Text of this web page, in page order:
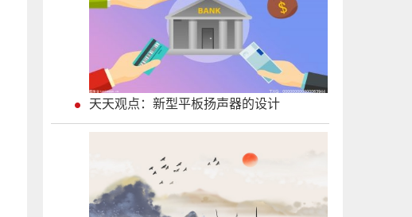
天天观点：新型平板扬声器的设计